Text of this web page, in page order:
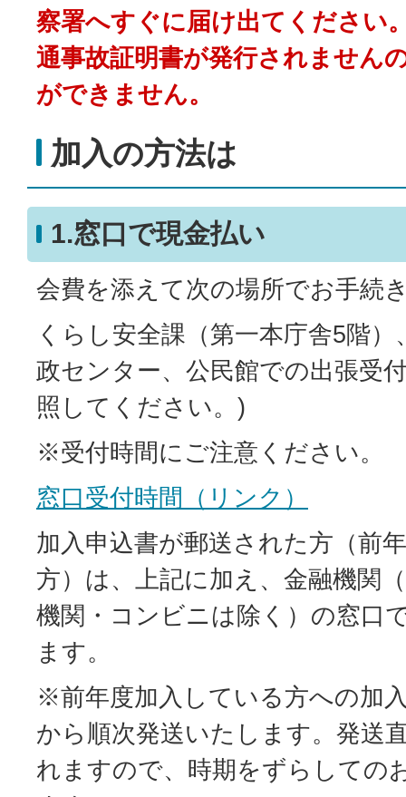
察署へすぐに届け出てください
通事故証明書が発行されません
ができません。
加入の方法は
1.窓口で現金払い
会費を添えて次の場所でお手続
くらし安全課（第一本庁舎5階
政センター、公民館での出張受
照してください。)
※受付時間にご注意ください。
窓口受付時間（リンク）
加入申込書が郵送された方（前
方）は、上記に加え、金融機関
機関・コンビニは除く）の窓口
ます。
※前年度加入している方への加
から順次発送いたします。発送
れますので、時期をずらしての